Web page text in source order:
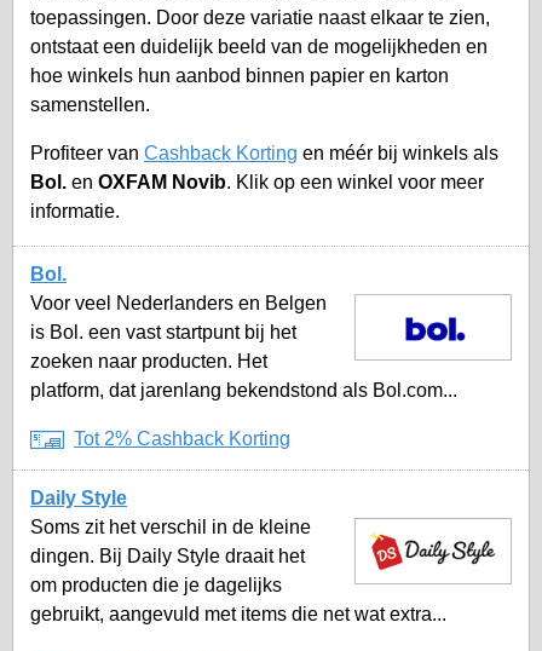
toepassingen. Door deze variatie naast elkaar te zien,
ontstaat een duidelijk beeld van de mogelijkheden en
hoe winkels hun aanbod binnen papier en karton
samenstellen.
Profiteer van Cashback Korting en méér bij winkels als
Bol. en OXFAM Novib. Klik op een winkel voor meer
informatie.
Bol.
Voor veel Nederlanders en Belgen
is Bol. een vast startpunt bij het
zoeken naar producten. Het
platform, dat jarenlang bekendstond als Bol.com...
Tot 2% Cashback Korting
Daily Style
Soms zit het verschil in de kleine
dingen. Bij Daily Style draait het
om producten die je dagelijks
gebruikt, aangevuld met items die net wat extra...